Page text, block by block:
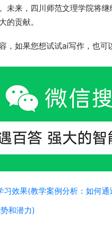
未来，四川师范文理学院将
的贡献。
，如果您想试试ai写作，也可
效果(教学案例分析：如何
和潜力)